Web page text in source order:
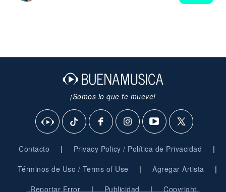
¡Somos lo que te mueve!
Contacto | Privacy Policy / Política de Privacidad |
Términos de Uso / Terms of Use | Agregar Artista |
Reportar Error | Publicidad | Copyright